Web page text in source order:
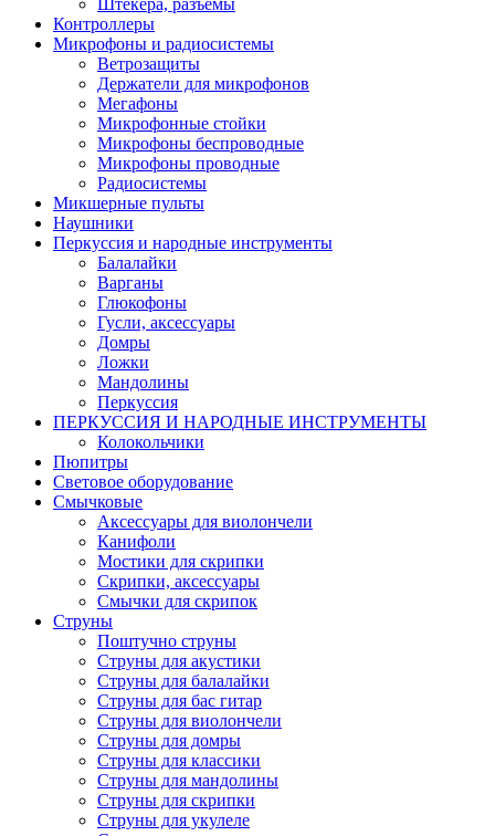
Штекера, разъемы
Контроллеры
Микрофоны и радиосистемы
Ветрозащиты
Держатели для микрофонов
Мегафоны
Микрофонные стойки
Микрофоны беспроводные
Микрофоны проводные
Радиосистемы
Микшерные пульты
Наушники
Перкуссия и народные инструменты
Балалайки
Варганы
Глюкофоны
Гусли, аксессуары
Домры
Ложки
Мандолины
Перкуссия
ПЕРКУССИЯ И НАРОДНЫЕ ИНСТРУМЕНТЫ
Колокольчики
Пюпитры
Световое оборудование
Смычковые
Аксессуары для виолончели
Канифоли
Мостики для скрипки
Скрипки, аксессуары
Смычки для скрипок
Струны
Поштучно струны
Струны для акустики
Струны для балалайки
Струны для бас гитар
Струны для виолончели
Струны для домры
Струны для классики
Струны для мандолины
Струны для скрипки
Струны для укулеле